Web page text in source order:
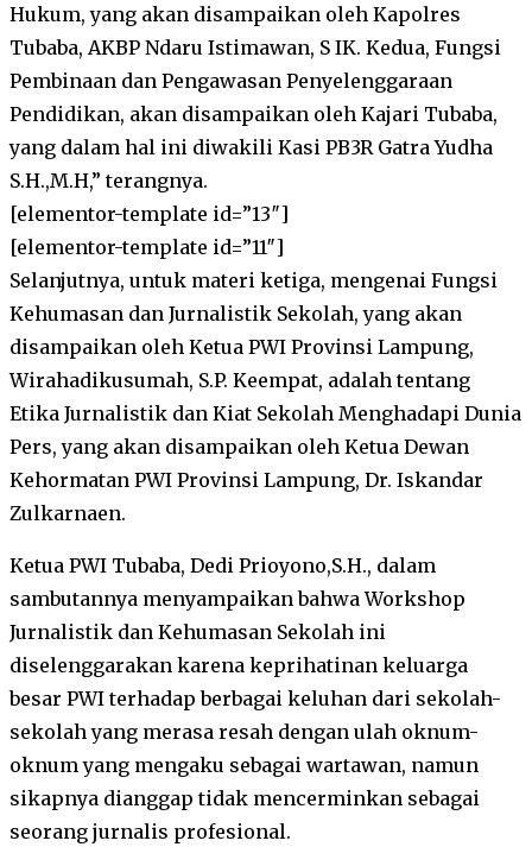
Hukum, yang akan disampaikan oleh Kapolres
Tubaba, AKBP Ndaru Istimawan, S IK. Kedua, Fungsi
Pembinaan dan Pengawasan Penyelenggaraan
Pendidikan, akan disampaikan oleh Kajari Tubaba,
yang dalam hal ini diwakili Kasi PB3R Gatra Yudha
S.H.,M.H,” terangnya.
[elementor-template id=”13″]
[elementor-template id=”11″]
Selanjutnya, untuk materi ketiga, mengenai Fungsi
Kehumasan dan Jurnalistik Sekolah, yang akan
disampaikan oleh Ketua PWI Provinsi Lampung,
Wirahadikusumah, S.P. Keempat, adalah tentang
Etika Jurnalistik dan Kiat Sekolah Menghadapi Dunia
Pers, yang akan disampaikan oleh Ketua Dewan
Kehormatan PWI Provinsi Lampung, Dr. Iskandar
Zulkarnaen.
Ketua PWI Tubaba, Dedi Prioyono,S.H., dalam
sambutannya menyampaikan bahwa Workshop
Jurnalistik dan Kehumasan Sekolah ini
diselenggarakan karena keprihatinan keluarga
besar PWI terhadap berbagai keluhan dari sekolah-
sekolah yang merasa resah dengan ulah oknum-
oknum yang mengaku sebagai wartawan, namun
sikapnya dianggap tidak mencerminkan sebagai
seorang jurnalis profesional.